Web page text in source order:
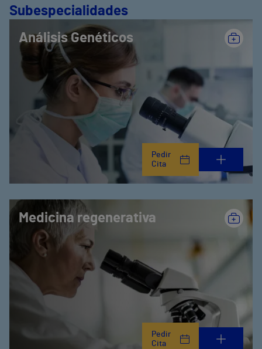
Subespecialidades
Análisis Genéticos
Pedir
Cita
Medicina regenerativa
Pedir
Cita